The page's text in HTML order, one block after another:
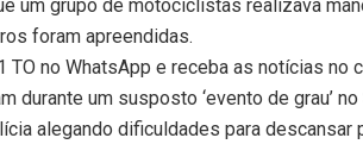
um grupo de motociclistas realizava
foram apreendidas.
TO no WhatsApp e receba as notícias no
durante um susposto ‘evento de grau’
alegando dificuldades para descansar